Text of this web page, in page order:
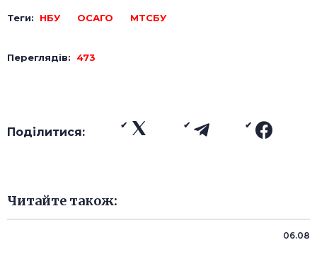
Теги: НБУ ОСАГО МТСБУ
Переглядів: 473
Поділитися:
Читайте також:
06.08